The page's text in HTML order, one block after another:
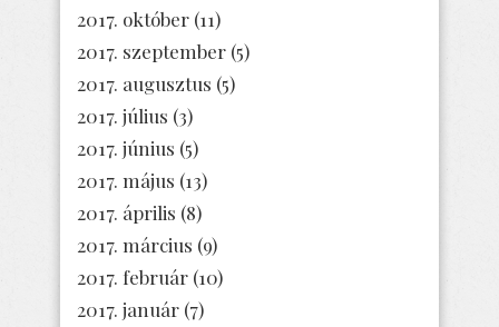
2017. október (11)
2017. szeptember (5)
2017. augusztus (5)
2017. július (3)
2017. június (5)
2017. május (13)
2017. április (8)
2017. március (9)
2017. február (10)
2017. január (7)